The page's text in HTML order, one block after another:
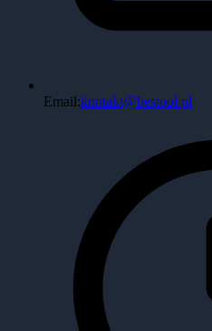
Email:kontakt@bestool.pl